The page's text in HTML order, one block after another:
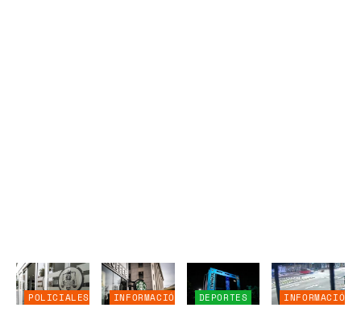
POLICIALES
INFORMACIÓN
DEPORTES
INFORMACIÓN